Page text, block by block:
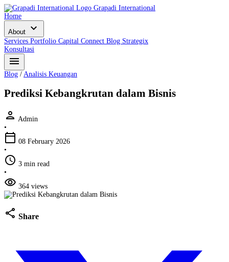
Grapadi International
Home
About expand_more
Services Portfolio Capital Connect Blog Strategix
Konsultasi
menu
Blog / Analisis Keuangan
Prediksi Kebangkrutan dalam Bisnis
person Admin
•
calendar_today 08 February 2026
•
schedule 3 min read
•
visibility 364 views
share Share